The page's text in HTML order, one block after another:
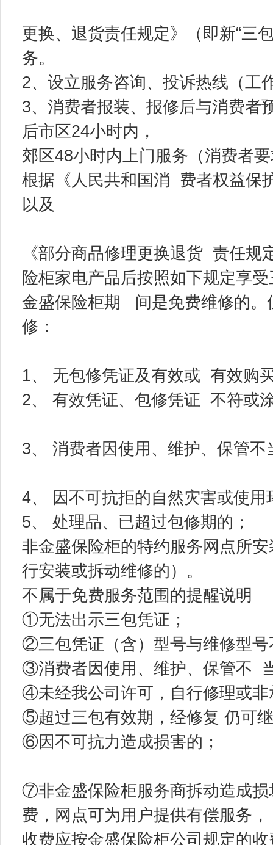
更换、退货责任规定》（即新“三
务。
2、设立服务咨询、投诉热线（工
3、消费者报装、报修后与消费者
后市区24小时内，
郊区48小时内上门服务（消费者
根据《人民共和国消 费者权益保
以及
《部分商品修理更换退货 责任
险柜家电产品后按照如下规定享
金盛保险柜期 间是免费维修的。
修：
1、 无包修凭证及有效或 有效购
2、 有效凭证、包修凭证 不符或
3、 消费者因使用、维护、保管不
4、 因不可抗拒的自然灾害或使
5、 处理品、已超过包修期的；
非金盛保险柜的特约服务网点所
行安装或拆动维修的）。
不属于免费服务范围的提醒说明
①无法出示三包凭证；
②三包凭证（含）型号与维修型号
③消费者因使用、维护、保管不
④未经我公司许可，自行修理或
⑤超过三包有效期，经修复 仍可
⑥因不可抗力造成损害的；
⑦非金盛保险柜服务商拆动造成
费，网点可为用户提供有偿服务，
收费应按金盛保险柜公司规定的